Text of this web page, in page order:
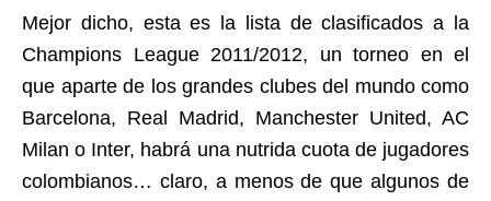
Mejor dicho, esta es la lista de clasificados a la
Champions League 2011/2012, un torneo en el
que aparte de los grandes clubes del mundo como
Barcelona, Real Madrid, Manchester United, AC
Milan o Inter, habrá una nutrida cuota de jugadores
colombianos… claro, a menos de que algunos de